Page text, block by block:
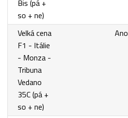
Bis (pá +
so + ne)
Velká cena
F1 - Itálie
- Monza -
Tribuna
Vedano
35C (pá +
so + ne)
Ano